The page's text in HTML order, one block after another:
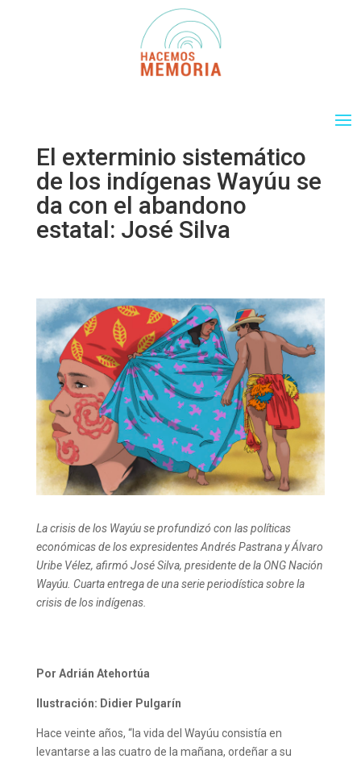
El exterminio sistemático
de los indígenas Wayúu se
da con el abandono
estatal: José Silva
La crisis de los Wayúu se profundizó con las políticas
económicas de los expresidentes Andrés Pastrana y Álvaro
Uribe Vélez, afirmó José Silva, presidente de la ONG Nación
Wayúu. Cuarta entrega de una serie periodística sobre la
crisis de los indígenas.
Por Adrián Atehortúa
Ilustración: Didier Pulgarín
Hace veinte años, “la vida del Wayúu consistía en
levantarse a las cuatro de la mañana, ordeñar a su